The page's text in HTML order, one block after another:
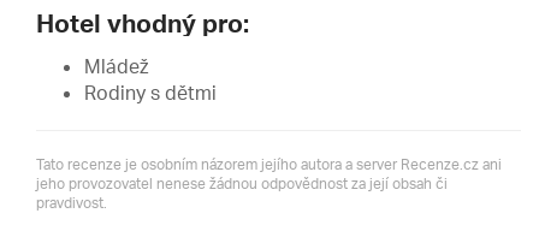
Hotel vhodný pro:
Mládež
Rodiny s dětmi
Tato recenze je osobním názorem jejího autora a server Recenze.cz ani
jeho provozovatel nenese žádnou odpovědnost za její obsah či
pravdivost.